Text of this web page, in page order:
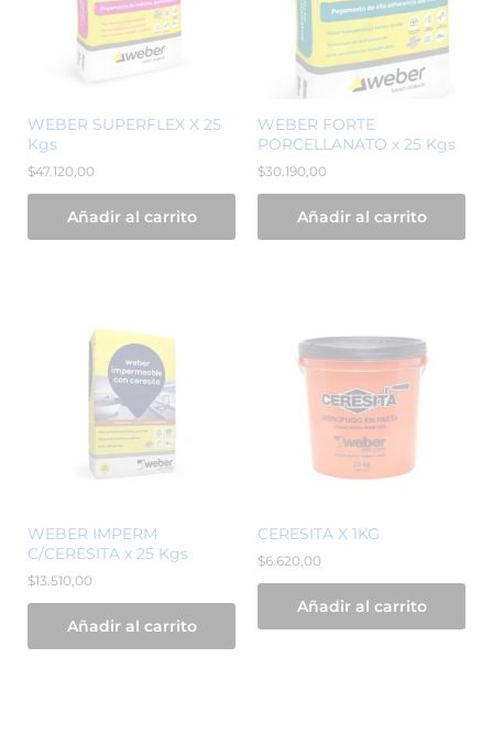
WEBER SUPERFLEX X 25
Kgs
$47.120,00
Añadir al carrito
WEBER FORTE
PORCELLANATO x 25 Kgs
$30.190,00
Añadir al carrito
WEBER IMPERM
C/CERESITA x 25 Kgs
$13.510,00
Añadir al carrito
CERESITA X 1KG
$6.620,00
Añadir al carrito